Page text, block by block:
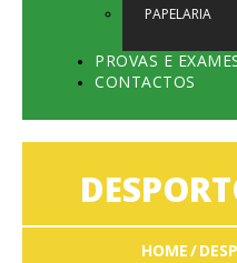
PAPELARIA
PROVAS E
CONTACTOS
HOME